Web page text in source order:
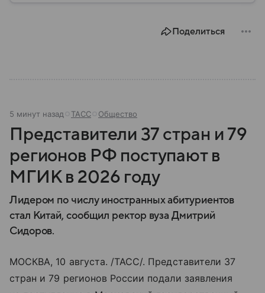
Поделиться
5 минут назад ТАСС Общество
Представители 37 стран и 79
регионов РФ поступают в
МГИК в 2026 году
Лидером по числу иностранных абитуриентов
стал Китай, сообщил ректор вуза Дмитрий
Сидоров.
МОСКВА, 10 августа. /ТАСС/. Представители 37
стран и 79 регионов России подали заявления